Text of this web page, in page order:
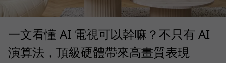
一文看懂 AI 電視可以幹嘛？不只有 AI
演算法，頂級硬體帶來高畫質表現